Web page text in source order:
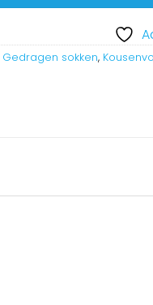
Gedragen sokken,